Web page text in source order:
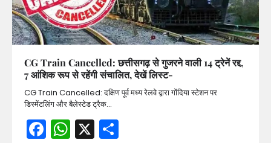
CG Train Cancelled: छत्तीसगढ़ से गुजरने वाली 14 ट्रेनें रद्द,
7 आंशिक रूप से रहेंगी संचालित, देखें लिस्ट-
CG Train Cancelled: दक्षिण पूर्व मध्य रेलवे द्वारा गोंदिया स्टेशन पर
डिस्मेंटलिंग और बैलेस्टेड ट्रैक…
Facebook
WhatsApp
X